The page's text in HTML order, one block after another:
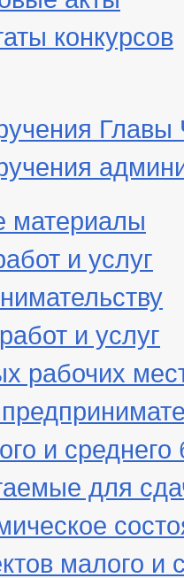
конкурсов
и услуг
и услуг
рабочих
и среднего
для
малого и